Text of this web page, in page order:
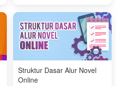
Struktur Dasar Alur Novel
Online